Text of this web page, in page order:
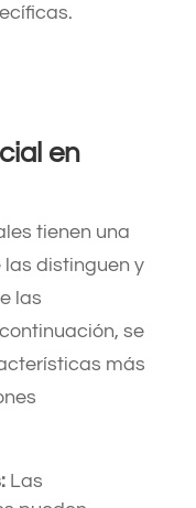
en
tienen una
distinguen y
las
se
más
Las